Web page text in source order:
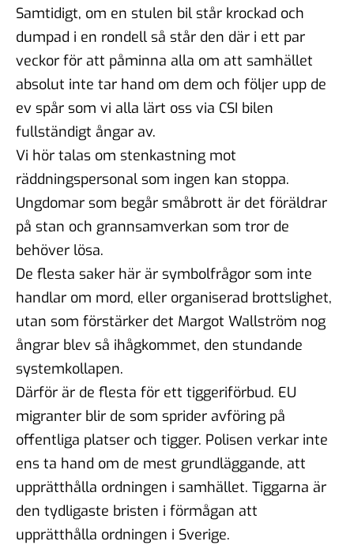
Samtidigt, om en stulen bil står krockad och
dumpad i en rondell så står den där i ett par
veckor för att påminna alla om att samhället
absolut inte tar hand om dem och följer upp de
ev spår som vi alla lärt oss via CSI bilen
fullständigt ångar av.
Vi hör talas om stenkastning mot
räddningspersonal som ingen kan stoppa.
Ungdomar som begår småbrott är det föräldrar
på stan och grannsamverkan som tror de
behöver lösa.
De flesta saker här är symbolfrågor som inte
handlar om mord, eller organiserad brottslighet,
utan som förstärker det Margot Wallström nog
ångrar blev så ihågkommet, den stundande
systemkollapen.
Därför är de flesta för ett tiggeriförbud. EU
migranter blir de som sprider avföring på
offentliga platser och tigger. Polisen verkar inte
ens ta hand om de mest grundläggande, att
upprätthålla ordningen i samhället. Tiggarna är
den tydligaste bristen i förmågan att
upprätthålla ordningen i Sverige.